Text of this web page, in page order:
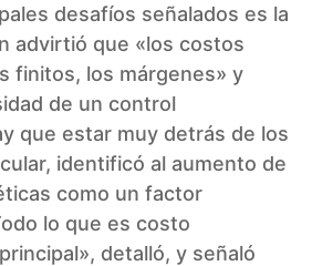
desafíos señalados es la
advirtió que «los costos
finitos, los márgenes» y
de un control
que estar muy detrás de los
identificó al aumento de
como un factor
lo que es costo
detalló, y señaló